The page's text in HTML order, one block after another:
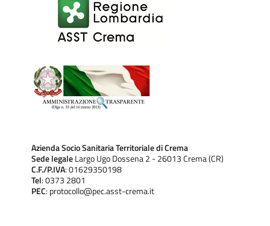
Azienda Socio Sanitaria Territoriale di Crema
Sede legaleLargo Ugo Dossena 2 - 26013 Crema (CR)
C.F./P.IVA: 01629350198
Tel: 0373 2801
PEC: protocollo@pec.asst-crema.it